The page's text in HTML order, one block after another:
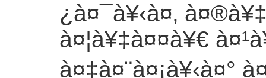
¿à¤¯à¥‹à¤‚
à¤¦à¥‡à¤¤à¥€
à¤‡à¤¨à¤¡à¥‹à¤°